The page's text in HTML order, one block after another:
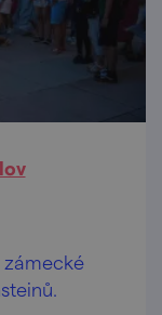
zámecké